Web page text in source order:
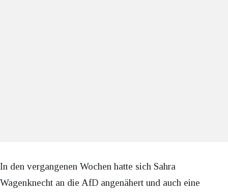
In den vergangenen Wochen hatte sich Sahra
Wagenknecht an die AfD angenähert und auch eine